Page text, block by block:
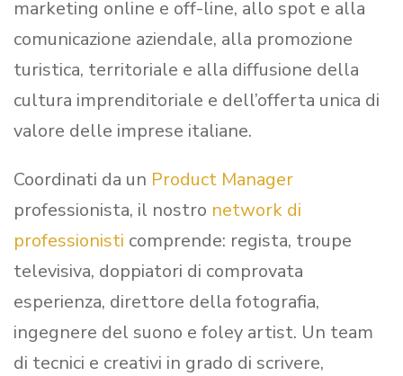
marketing online e off-line, allo spot e alla
comunicazione aziendale, alla promozione
turistica, territoriale e alla diffusione della
cultura imprenditoriale e dell’offerta unica di
valore delle imprese italiane.
Coordinati da un Product Manager
professionista, il nostro network di
professionisti comprende: regista, troupe
televisiva, doppiatori di comprovata
esperienza, direttore della fotografia,
ingegnere del suono e foley artist. Un team
di tecnici e creativi in grado di scrivere,